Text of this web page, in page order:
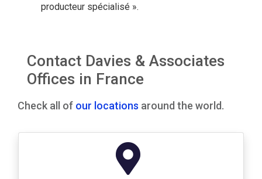
producteur spécialisé ».
Contact Davies & Associates
Offices in France
Check all of our locations around the world.